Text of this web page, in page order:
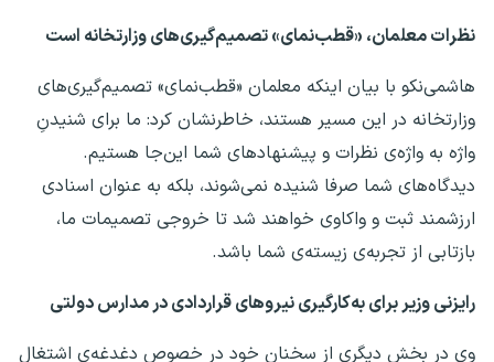
نظرات معلمان، «قطب‌نمای» تصمیم‌گیری‌های وزارتخانه است
هاشمی‌نکو با بیان اینکه معلمان «قطب‌نمای» تصمیم‌گیری‌های
وزارتخانه در این مسیر هستند، خاطرنشان کرد: ما برای شنیدنِ
واژه به واژه‌ی نظرات و پیشنهادهای شما این‌جا هستیم.
دیدگاه‌های شما صرفا شنیده نمی‌شوند، بلکه به عنوان اسنادی
ارزشمند ثبت و واکاوی خواهند شد تا خروجی تصمیمات ما،
بازتابی از تجربه‌ی زیسته‌ی شما باشد.
رایزنی وزیر برای به‌کارگیری نیروهای قراردادی در مدارس دولتی
وی در بخش دیگری از سخنان خود در خصوص دغدغه‌ی اشتغال